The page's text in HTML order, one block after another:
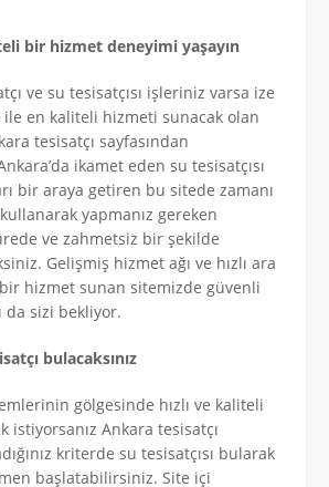
bir hizmet deneyimi yaşayın
ve su tesisatçısı işleriniz varsa ize
en kaliteli hizmeti sunacak olan
tesisatçı sayfasından
ikamet eden su tesisatçısı
bir araya getiren bu sitede zamanı
yapmanız gereken
ve zahmetsiz bir şekilde
Gelişmiş hizmet ağı ve hızlı ara
hizmet sunan sitemizde güvenli
da sizi bekliyor.
bulacaksınız
gölgesinde hızlı ve kaliteli
istiyorsanız Ankara tesisatçı
kriterde su tesisatçısı bularak
başlatabilirsiniz. Site içi